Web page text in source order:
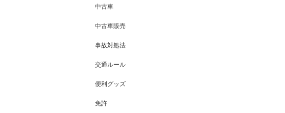
中古車
中古車販売
事故対処法
交通ルール
便利グッズ
免許